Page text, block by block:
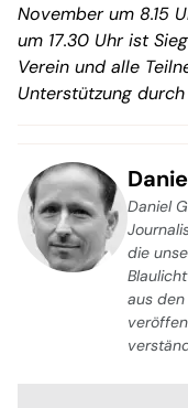
November um 8.15
um 17.30 Uhr ist
Verein und alle
Unterstützung durch
Daniel
die
aus